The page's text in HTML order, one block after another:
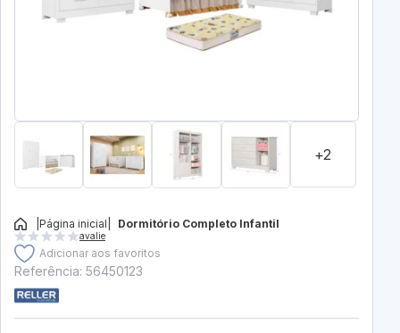
+2
Página inicial Dormitório Completo Infantil
avalie
Adicionar aos favoritos
Referência: 56450123